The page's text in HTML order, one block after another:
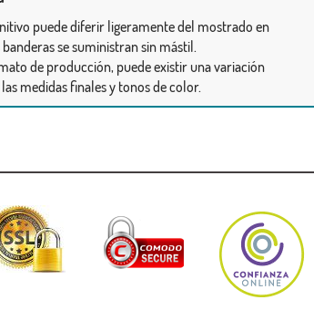
puede diferir ligeramente del mostrado en
banderas se suministran sin mástil.
de producción, puede existir una variación
medidas finales y tonos de color.